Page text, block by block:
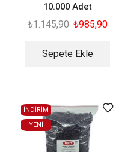
10.000 Adet
₺1.145,90 ₺985,90
Sepete Ekle
İNDİRİM
YENI